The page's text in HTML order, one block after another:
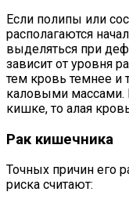
Если полипы или
располагаются
выделяться при
зависит от уровня
тем кровь темнее и
каловыми массами.
кишке, то алая
Рак кишечника
Точных причин его
риска считают: